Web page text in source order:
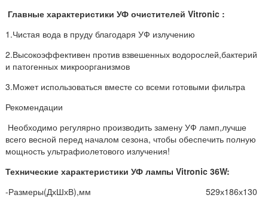
Главные характеристики УФ очистителей Vitronic :
1.Чистая вода в пруду благодаря УФ излучению
2.Высокоэффективен против взвешенных водорослей,бактерий
и патогенных микроорганизмов
3.Может использоваться вместе со всеми готовыми фильтра
Рекомендации
Необходимо регулярно производить замену УФ ламп,лучше
всего весной перед началом сезона, чтобы обеспечить полную
мощность ультрафиолетового излучения!
Технические характеристики УФ лампы Vitronic 36W:
-Размеры(ДхШхВ),мм 529х186х130